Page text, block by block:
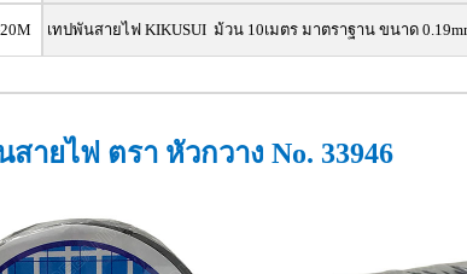
เทปพันสายไฟ KIKUSUI ม้วน 10เมตร มาตราฐาน ขนาด
สายไฟ ตรา หัวกวาง No. 33946